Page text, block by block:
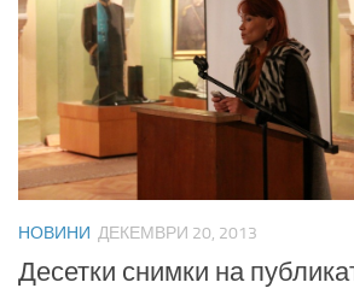
НОВИНИ ДЕКЕМВРИ 20, 2013
Десетки снимки на